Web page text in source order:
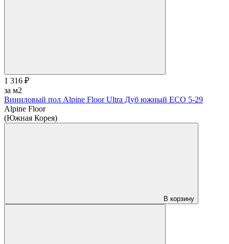
1 316 ₽
за м2
Виниловый пол Alpine Floor Ultra Дуб южный ЕСО 5-29
Alpine Floor
(Южная Корея)
В корзину